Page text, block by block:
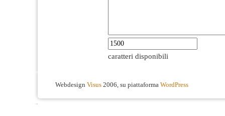
caratteri disponibili
Webdesign Visus 2006, su piattaforma WordPress